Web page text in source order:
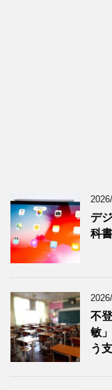
デ
科
不
敏
う